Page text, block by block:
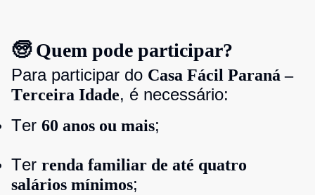
🧓 Quem pode participar?
Para participar do Casa Fácil Paraná –
Terceira Idade, é necessário:
Ter 60 anos ou mais;
Ter renda familiar de até quatro
salários mínimos;